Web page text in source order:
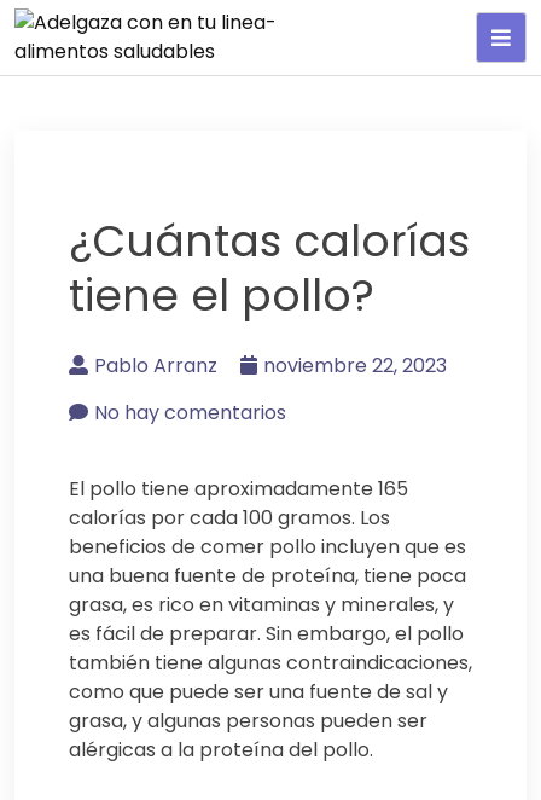
¿Cuántas calorías
tiene el pollo?
Pablo Arranz
noviembre 22, 2023
No hay comentarios
El pollo tiene aproximadamente 165
calorías por cada 100 gramos. Los
beneficios de comer pollo incluyen que es
una buena fuente de proteína, tiene poca
grasa, es rico en vitaminas y minerales, y
es fácil de preparar. Sin embargo, el pollo
también tiene algunas contraindicaciones,
como que puede ser una fuente de sal y
grasa, y algunas personas pueden ser
alérgicas a la proteína del pollo.